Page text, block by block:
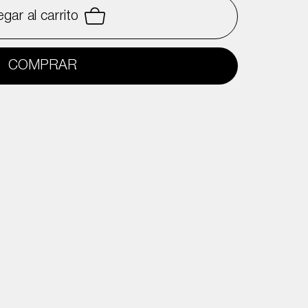
al carrito
COMPRAR